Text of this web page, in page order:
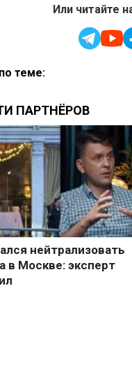
Или читайте
теме: